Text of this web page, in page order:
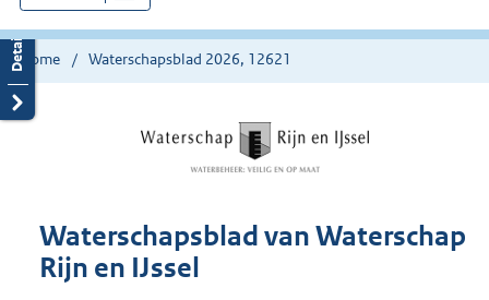
hier:
Home Waterschapsblad 2026, 12621
Waterschapsblad van Waterschap
Rijn en IJssel